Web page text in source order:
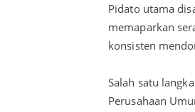
Pidato utama
memaparkan
konsisten
Salah satu
Perusahaan